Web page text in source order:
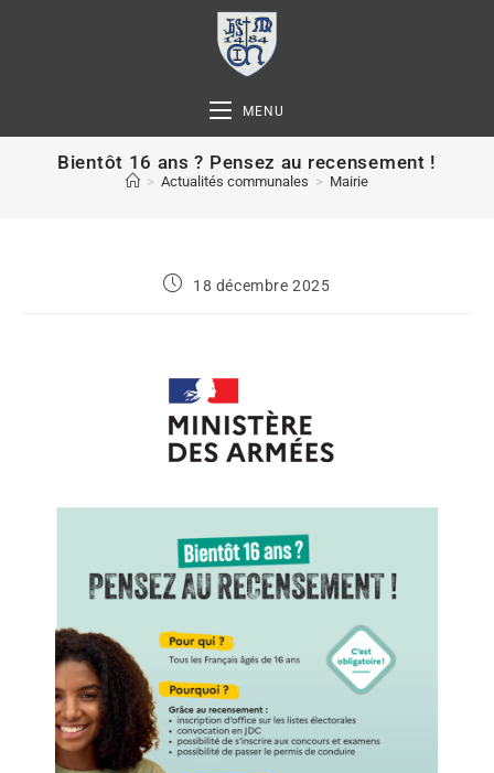
MENU
Bientôt 16 ans ? Pensez au recensement !
> Actualités communales > Mairie
18 décembre 2025